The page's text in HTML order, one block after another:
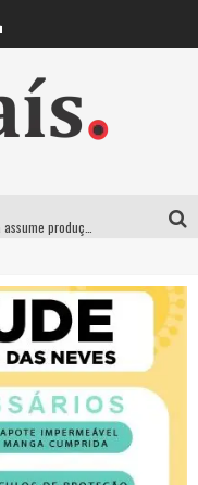
Suzy Brasil traz humor ácido e contos de fadas “nonsense” para Belo Horizonte com o espetáculo “Uma Noite Horripilante”
Deu Samba resgata tradição das ruas pintadas para a Copa do Mundo e celebra a música em gravação histórica em Santa Luzia